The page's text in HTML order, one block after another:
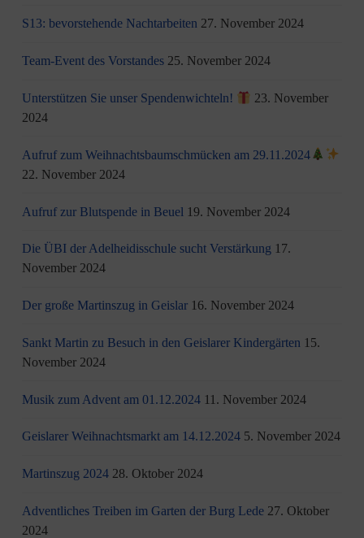
S13: bevorstehende Nachtarbeiten 27. November 2024
Team-Event des Vorstandes 25. November 2024
Unterstützen Sie unser Spendenwichteln!
23. November
2024
Aufruf zum Weihnachtsbaumschmücken am 29.11.2024
22. November 2024
Aufruf zur Blutspende in Beuel 19. November 2024
Die ÜBI der Adelheidisschule sucht Verstärkung 17.
November 2024
Der große Martinszug in Geislar 16. November 2024
Sankt Martin zu Besuch in den Geislarer Kindergärten 15.
November 2024
Musik zum Advent am 01.12.2024 11. November 2024
Geislarer Weihnachtsmarkt am 14.12.2024 5. November 2024
Martinszug 2024 28. Oktober 2024
Adventliches Treiben im Garten der Burg Lede 27. Oktober
2024